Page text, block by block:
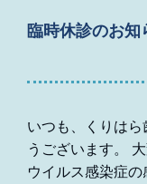
臨時休診のお知
いつも、くりは
うございます。
ウイルス感染症の